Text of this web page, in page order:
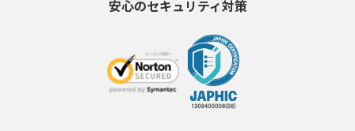
安心のセキュリティ対策